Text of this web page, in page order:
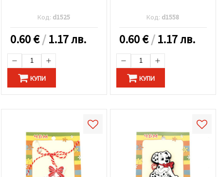
Код: d1525
0.60€/1.17 лв.
КУПИ
Код: d1558
0.60€/1.17 лв.
КУПИ